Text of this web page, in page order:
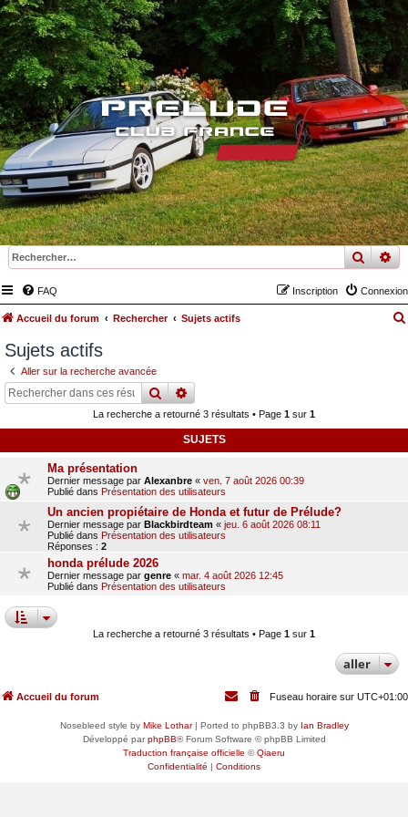
FAQ Connexion
Inscription
Accueil du forum Rechercher Sujets actifs
Sujets actifs
Aller sur la recherche avancée
rechercher
recherche
La recherche a retourné 3 résultats • Page 1 sur 1
SUJETS
Ma présentation
Dernier message par Alexanbre « ven. 7 août 2026 00:39
Publié dans Présentation des utilisateurs
Un ancien propiétaire de Honda et futur de Prélude?
Dernier message par Blackbirdteam « jeu. 6 août 2026 08:11
Publié dans Présentation des utilisateurs
Réponses : 2
honda prélude 2026
Dernier message par genre « mar. 4 août 2026 12:45
Publié dans Présentation des utilisateurs
La recherche a retourné 3 résultats • Page 1 sur 1
aller
Accueil du forum Fuseau horaire sur UTC+01:00
Nosebleed style by Mike Lothar| Ported to phpBB3.3 by Ian Bradley
Développé parphpBB® Forum Software © phpBB Limited
Traduction française officielle ©Qiaeru
Confidentialité | Conditions